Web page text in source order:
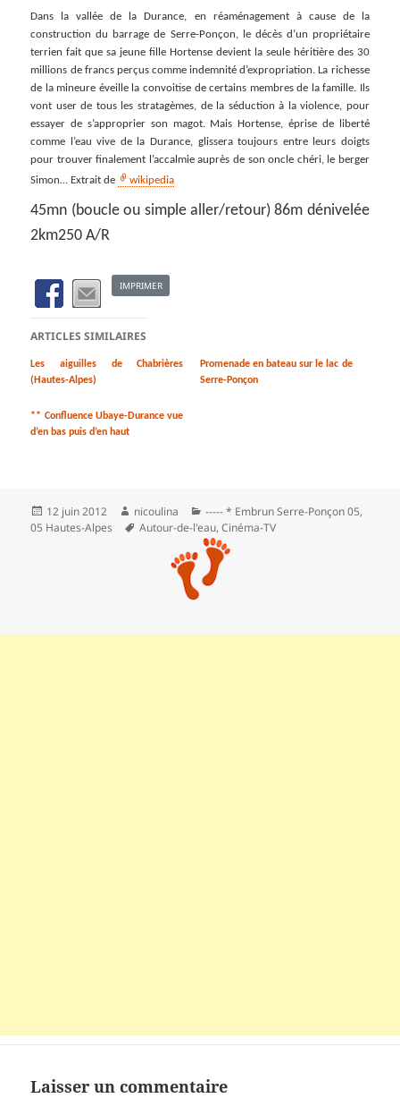
Dans la vallée de la Durance, en réaménagement à cause de la
construction du barrage de Serre-Ponçon, le décès d’un propriétaire
terrien fait que sa jeune fille Hortense devient la seule héritière des 30
millions de francs perçus comme indemnité d’expropriation. La richesse
de la mineure éveille la convoitise de certains membres de la famille. Ils
vont user de tous les stratagèmes, de la séduction à la violence, pour
essayer de s’approprier son magot. Mais Hortense, éprise de liberté
comme l’eau vive de la Durance, glissera toujours entre leurs doigts
pour trouver finalement l’accalmie auprès de son oncle chéri, le berger
Simon… Extrait de
wikipedia
45mn (boucle ou simple aller/retour) 86m dénivelée
2km250 A/R
IMPRIMER
ARTICLES SIMILAIRES
Les aiguilles de Chabrières
(Hautes-Alpes)
Promenade en bateau sur le lac de
Serre-Ponçon
** Confluence Ubaye-Durance vue
d’en bas puis d’en haut
Publié
le
12 juin 2012 Auteur
nicoulina Catégories
----- * Embrun Serre-Ponçon 05,
05 Hautes-Alpes
Mots-
clés
Autour-de-l'eau,Cinéma-TV
Laisser un commentaire